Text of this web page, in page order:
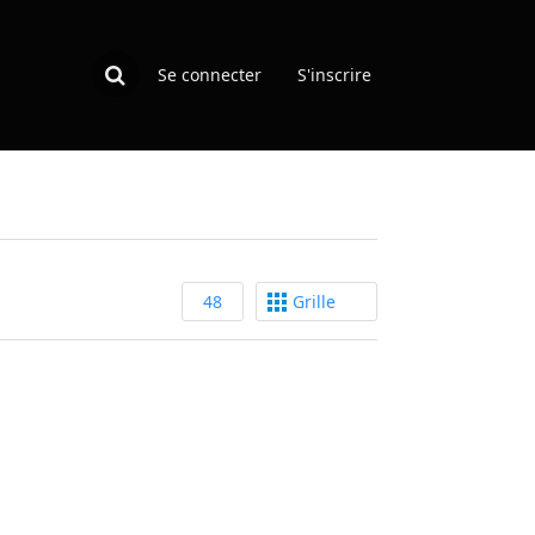
Se connecter S'inscrire
Grille
48